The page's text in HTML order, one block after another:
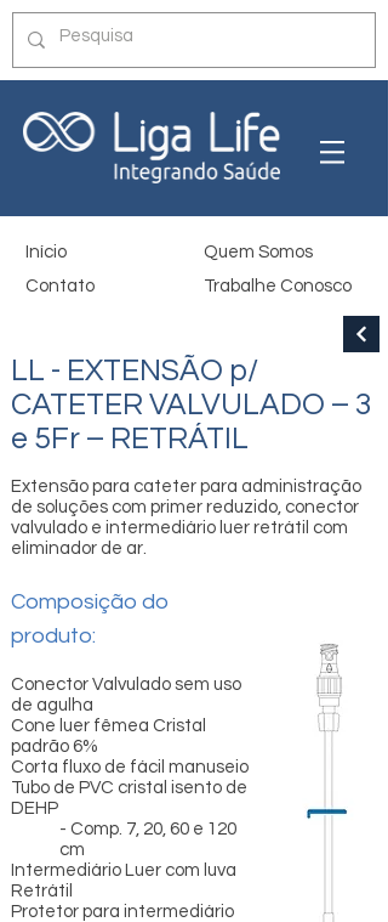
Início
Contato
Quem Somos
Trabalhe Conosco
LL - EXTENSÃO p/
CATETER VALVULADO – 3
e 5Fr – RETRÁTIL
Extensão para cateter para administração
de soluções com primer reduzido, conector
valvulado e intermediário luer retrátil com
eliminador de ar.
Composição do
produto:
Conector Valvulado sem uso
de agulha
Cone luer fêmea Cristal
padrão 6%
Corta fluxo de fácil manuseio
Tubo de PVC cristal isento de
DEHP
- Comp. 7, 20, 60 e 120
cm
Intermediário Luer com luva
Retrátil
Protetor para intermediário